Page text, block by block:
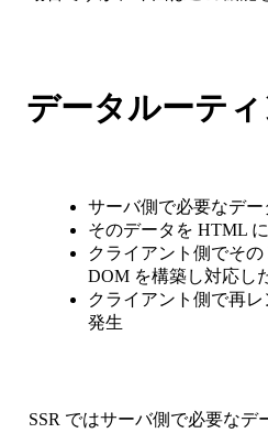
データルーテ
サーバ側で必要なデー
そのデータを HTML
クライアント側でそ
DOM を構築し対応し
クライアント側で再
発生
SSR ではサーバ側で必要なデ